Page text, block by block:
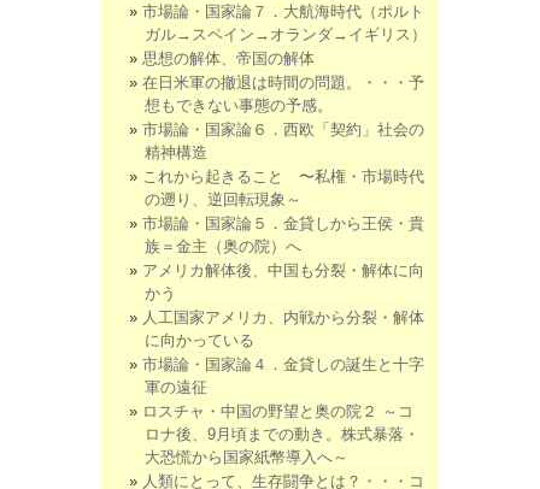
市場論・国家論７．大航海時代（ポルト
ガル→スペイン→オランダ→イギリス）
思想の解体、帝国の解体
在日米軍の撤退は時間の問題。・・・予
想もできない事態の予感。
市場論・国家論６．西欧「契約」社会の
精神構造
これから起きること 〜私権・市場時代
の遡り、逆回転現象～
市場論・国家論５．金貸しから王侯・貴
族＝金主（奥の院）へ
アメリカ解体後、中国も分裂・解体に向
かう
人工国家アメリカ、内戦から分裂・解体
に向かっている
市場論・国家論４．金貸しの誕生と十字
軍の遠征
ロスチャ・中国の野望と奥の院２ ～コ
ロナ後、9月頃までの動き。株式暴落・
大恐慌から国家紙幣導入へ～
人類にとって、生存闘争とは？・・・コ